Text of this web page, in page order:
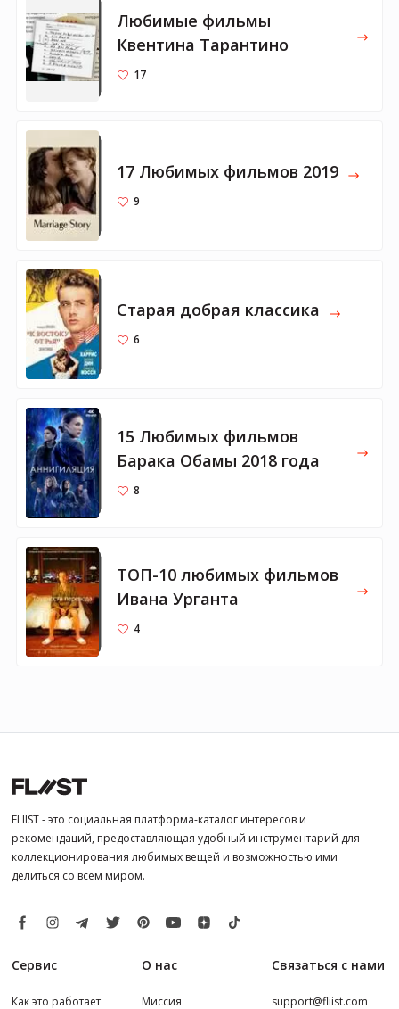
Любимые фильмы
Квентина Тарантино
17
17 Любимых фильмов 2019
9
Старая добрая классика
6
15 Любимых фильмов
Барака Обамы 2018 года
8
ТОП-10 любимых фильмов
Ивана Урганта
4
FLIIST - это социальная платформа-каталог интересов и
рекомендаций, предоставляющая удобный инструментарий для
коллекционирования любимых вещей и возможностью ими
делиться со всем миром.
Сервис
Как это работает
О нас
Миссия
Связаться с нами
support@fliist.com